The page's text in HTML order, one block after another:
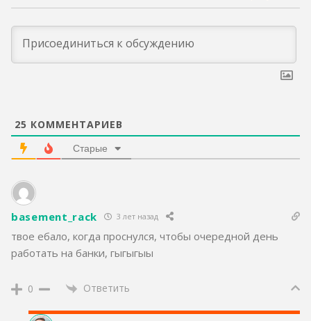
25 КОММЕНТАРИЕВ
Старые
basement_rack 3 лет назад
твое ебало, когда проснулся, чтобы очередной день
работать на банки, гыгыгыы
0 Ответить